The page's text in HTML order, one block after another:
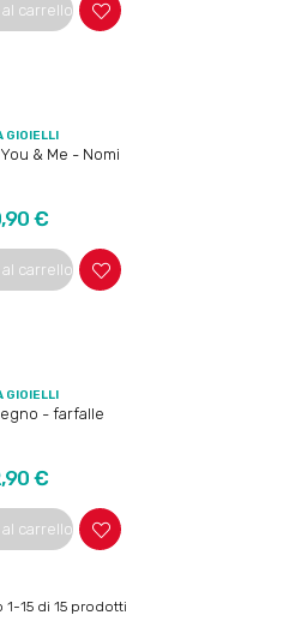
carrello
GIOIELLI
& Me - Nomi
€
carrello
GIOIELLI
- farfalle
€
carrello
1-15 di 15 prodotti